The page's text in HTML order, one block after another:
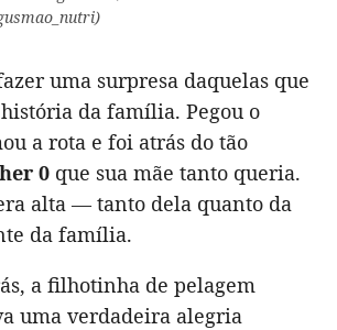
uma surpresa daquelas que
da família. Pegou o
a rota e foi atrás do tão
0 que sua mãe tanto queria.
alta — tanto dela quanto da
da família.
a filhotinha de pelagem
uma verdadeira alegria